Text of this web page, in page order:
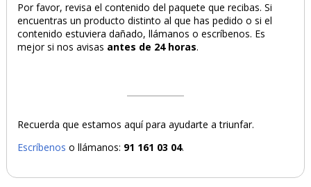
Por favor, revisa el contenido del paquete que recibas. Si
encuentras un producto distinto al que has pedido o si el
contenido estuviera dañado, llámanos o escríbenos. Es
mejor si nos avisas antes de 24 horas.
Recuerda que estamos aquí para ayudarte a triunfar.
Escríbenos o llámanos: 91 161 03 04.